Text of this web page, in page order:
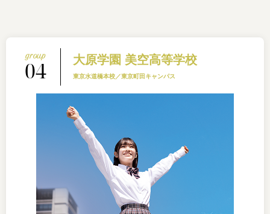
04 大原学園 美空高等学校
東京水道橋本校／東京町田キャンパス